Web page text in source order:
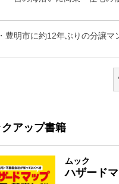
豊明市に約12年ぶりの分譲マ
アップ書籍
ムック
ハザード